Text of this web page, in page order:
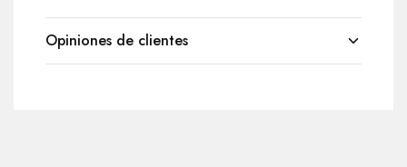
Opiniones de clientes